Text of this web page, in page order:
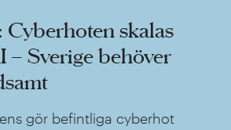
skalas
– Sverige behöver
gör befintliga cyberhot